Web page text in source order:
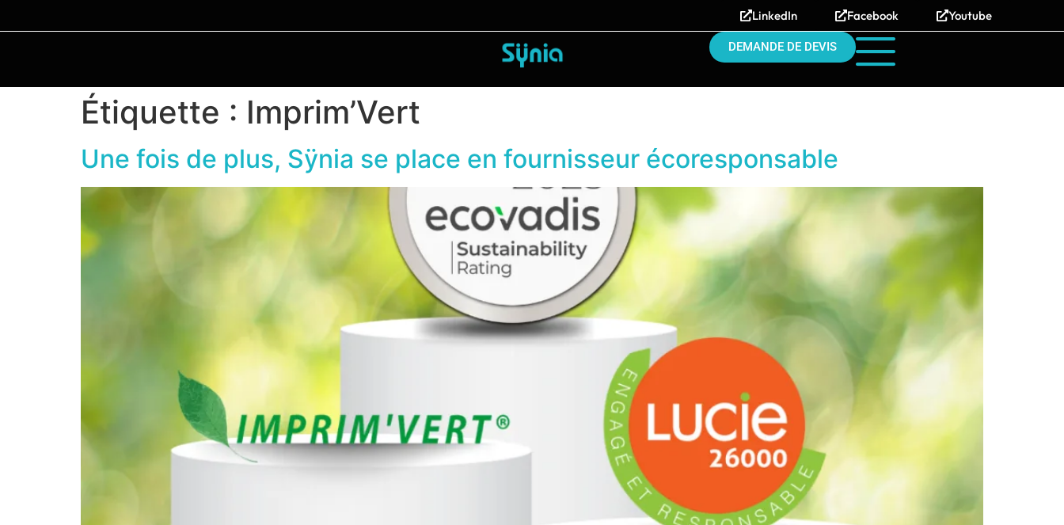
Youtube
Facebook
LinkedIn
DEMANDE DE DEVIS
Étiquette : Imprim’Vert
Une fois de plus, Sÿnia se place en fournisseur écoresponsable